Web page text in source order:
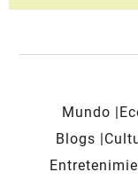
Mundo
Blogs